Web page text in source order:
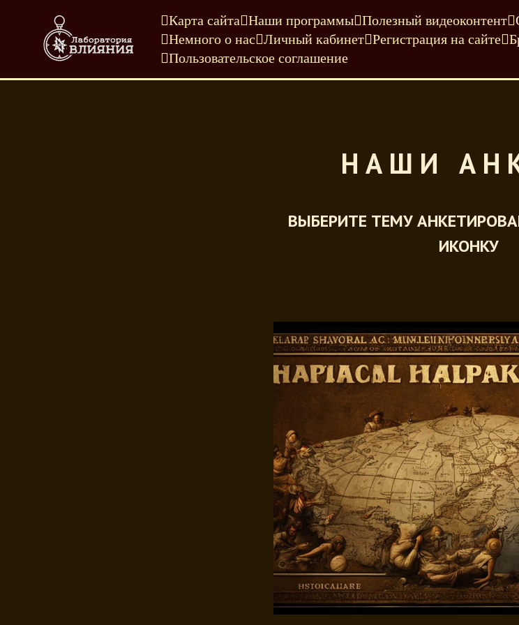
Карта сайтаНаши программыПолезный видеоконтент
Немного о насЛичный кабинетРегистрация на сайте
Пользовательское соглашение
Н А Ш И А Н
ВЫБЕРИТЕ ТЕМУ
ИКОНКУ